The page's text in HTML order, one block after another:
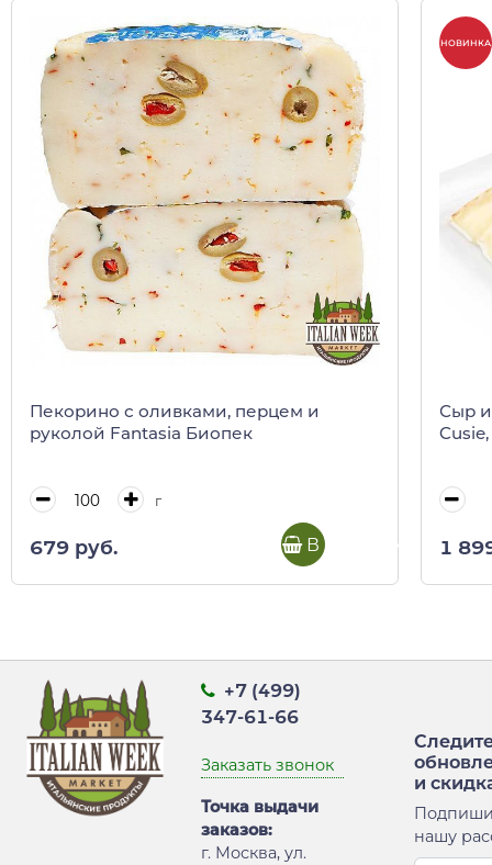
Пекорино с оливками, перцем и
руколой Fantasia Биопек
г
679 руб. В корзину
НОВИНКА
Сыр
1
+7 (499)
347-61-66
Заказать звонок
Точка выдачи
заказов:
г. Москва, ул.
и
нашу